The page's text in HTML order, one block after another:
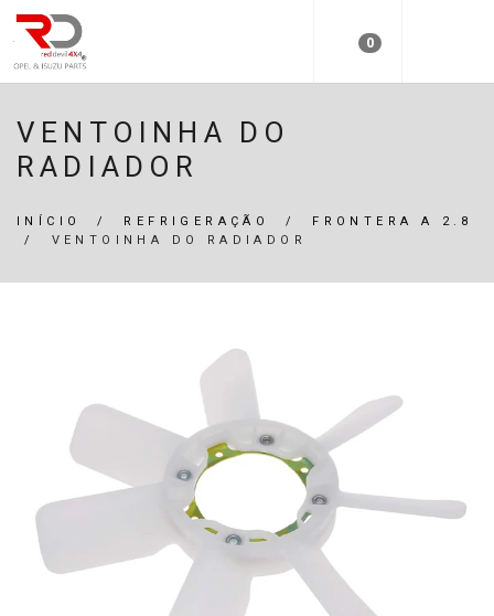
0
VENTOINHA DO
RADIADOR
INÍCIO / REFRIGERAÇÃO / FRONTERA A 2.8
/ VENTOINHA DO RADIADOR